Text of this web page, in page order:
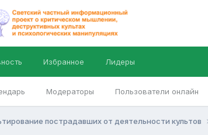
Модераторы Пользователи онлайн
Избранное Лидеры
пострадавших от деятельности культов